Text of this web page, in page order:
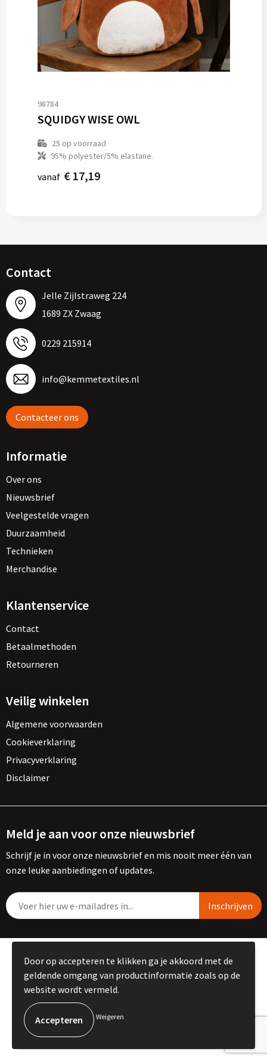
98784
SQUIDGY WISE OWL
25 op voorraad
95% polyester/5% elastane.
vanaf € 17,19
Contact
Jelle Zijlstraweg 224
1689 ZX Zwaag
0229 215914
info@kemmetextiles.nl
Contacteer ons
Informatie
Over ons
Nieuwsbrief
Veelgestelde vragen
Duurzaamheid
Technieken
Merchandise
Klantenservice
Contact
Betaalmethoden
Retourneren
Veilig winkelen
Algemene voorwaarden
Cookieverklaring
Privacyverklaring
Disclaimer
Meld je aan voor onze nieuwsbrief
Schrijf je in voor onze nieuwsbrief en mis nooit meer één van
onze leuke aanbiedingen of updates.
© Copyright Kemme B.V. 2023
Door op accepteren te klikken ga je akkoord met de
geldende omgang van productinformatie zoals op de
website wordt vermeld.
Weigeren